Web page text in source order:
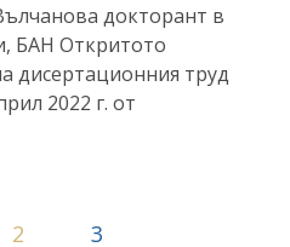
докторант в
БАН Откритото
дисертационния труд
2022 г. от
2 3